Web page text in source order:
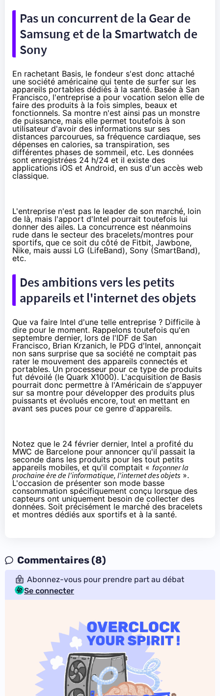
Pas un concurrent de la Gear de
Samsung et de la Smartwatch de
Sony
En rachetant Basis, le fondeur s'est donc attaché
une société américaine qui tente de surfer sur les
appareils portables dédiés à la santé. Basée à San
Francisco, l'entreprise a pour vocation selon elle de
faire des produits à la fois simples, beaux et
fonctionnels. Sa montre n'est ainsi pas un monstre
de puissance, mais elle permet toutefois à son
utilisateur d'avoir des informations sur ses
distances parcourues, sa fréquence cardiaque, ses
dépenses en calories, sa transpiration, ses
différentes phases de sommeil, etc. Les données
sont enregistrées 24 h/24 et il existe des
applications iOS et Android, en sus d'un accès web
classique.
L'entreprise n'est pas le leader de son marché, loin
de là, mais l'apport d'Intel pourrait toutefois lui
donner des ailes. La concurrence est néanmoins
rude dans le secteur des bracelets/montres pour
sportifs, que ce soit du côté de Fitbit, Jawbone,
Nike, mais aussi LG (LifeBand), Sony (SmartBand),
etc.
Des ambitions vers les petits
appareils et l'internet des objets
Que va faire Intel d'une telle entreprise ? Difficile à
dire pour le moment. Rappelons toutefois qu'en
septembre dernier, lors de l'IDF de San
Francisco, Brian Krzanich, le PDG d'Intel, annonçait
non sans surprise que sa société ne comptait pas
rater le mouvement des appareils connectés et
portables. Un processeur pour ce type de produits
fut dévoilé (le Quark X1000). L'acquisition de Basis
pourrait donc permettre à l'Américain de s'appuyer
sur sa montre pour développer des produits plus
puissants et évolués encore, tout en mettant en
avant ses puces pour ce genre d'appareils.
Notez que le 24 février dernier, Intel a profité du
MWC de Barcelone pour annoncer qu'il passait la
seconde dans les produits pour les tout petits
appareils mobiles, et qu'il comptait « façonner la
prochaine ère de l'informatique, l'internet des objets ».
L'occasion de présenter son mode basse
consommation spécifiquement conçu lorsque des
capteurs ont uniquement besoin de collecter des
données. Soit précisément le marché des bracelets
et montres dédiés aux sportifs et à la santé.
Commentaires (8)
Abonnez-vous pour prendre part au débat
Se connecter